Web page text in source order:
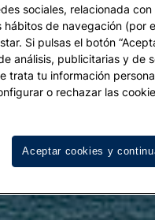
sociales, relacionada
hábitos de navegación (por
Si pulsas el botón
análisis, publicitarias y de
trata tu información
o rechazar las
Aceptar cookies y